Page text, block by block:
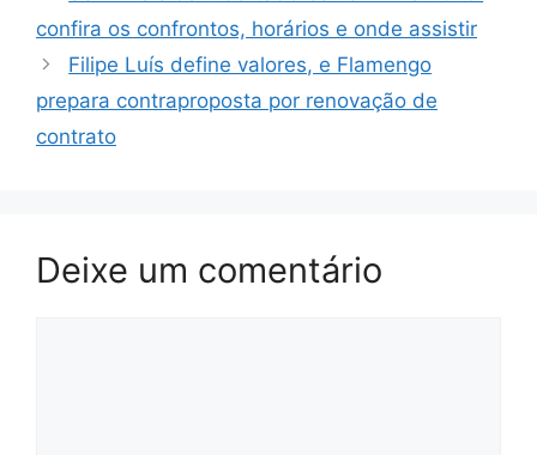
confira os confrontos, horários e onde assistir
Filipe Luís define valores, e Flamengo
prepara contraproposta por renovação de
contrato
Deixe um comentário